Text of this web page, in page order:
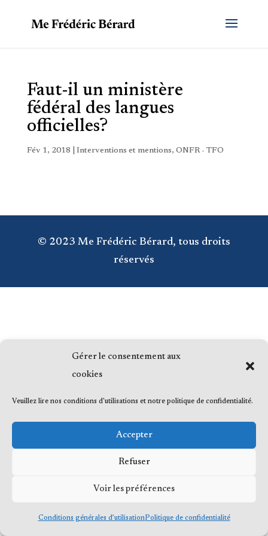
Gérer le consentement aux
cookies
Veuillez lire nos conditions d'utilisations et notre politique de confidentialité.
Accepter
Refuser
Voir les préférences
Conditions générales d’utilisationPolitique de confidentialité
Faut-il un ministère
fédéral des langues
officielles?
Fév 1, 2018 Interventions et mentions, ONFR - TFO
© 2023 Me Frédéric Bérard, tous droits
réservés